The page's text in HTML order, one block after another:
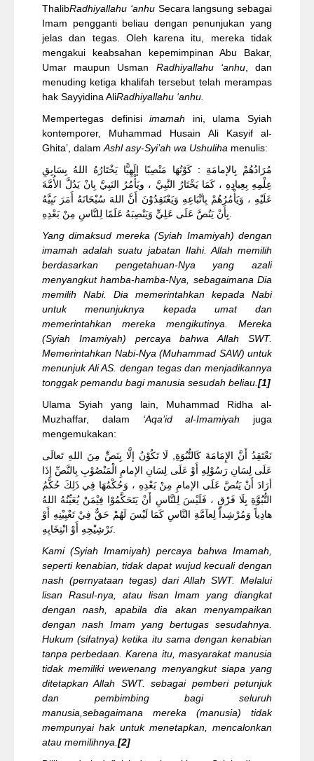
ThalibRadhiyallahu ‘anhuSecara langsung sebagai
Imam pengganti beliau dengan penunjukan yang
jelas dan tegas. Oleh karena itu, mereka tidak
mengakui keabsahan kepemimpinan Abu Bakar,
Umar maupun Usman Radhiyallahu ‘anhu, dan
menuding ketiga khalifah tersebut telah merampas
hak Sayyidina AliRadhiyallahu ‘anhu.
Mempertegas definisiimamah ini, ulama Syiah
kontemporer, Muhammad Husain Ali Kasyif al-
Ghita’, dalam Ashl asy-Syi’ah wa Ushuliha menulis:
مُرَادُهُمْ بِالإمامَةِ : كَوْنُهَا مَنْصِبًا إلَهِيًّا يَخْتَارُهُ اللهُ بِسَابِقِ
عِلْمِهِ بِعِبادِهِ ، كَمَا يَخْتَارُ النَّبِيَّ ، ويَأْمُرُ النَبِيَّ بِانْ يَدُلَّ الأُمَّةَ
عَلَيْهِ ، وَيَأْمُرُهُمْ بِاتِّبَاعِهِ وَيَعْتَقِدُوْنَ أَنَّ اللهَ سُبْحَانَهُ أَمَرَ نَبِيَّهُ
Yang dimaksud mereka (Syiah Imamiyah) dengan
imamah adalah suatu jabatan Ilahi. Allah memilih
berdasarkan pengetahuan-Nya yang azali
menyangkut hamba-hamba-Nya, sebagaimana Dia
memilih Nabi. Dia memerintahkan kepada Nabi
untuk menunjuknya kepada umat dan
memerintahkan mereka mengikutinya. Mereka
(Syiah Imamiyah) percaya bahwa Allah SWT.
Memerintahkan Nabi-Nya (Muhammad SAW) untuk
menunjuk Ali AS. dengan tegas dan menjadikannya
tonggak pemandu bagi manusia sesudah beliau. [1]
Ulama Syiah yang lain, Muhammad Ridha al-
Muzhaffar, dalam ‘Aqa’id al-Imamiyah juga
mengemukakan:
نَعْتَقِدُ أَنَّ الإِمَامَةَ كَالنُّبُوَةِ, لَا تَكُوْنُ إلَّا بِنَصٍّ مِنَ اللهِ تَعالَى
عَلَى لِسَانِ رَسُوْلِهِ أَوْ عَلَى لِسَانِ الإمامِ الْمَنْصُوْبِ بِالنَّصِّ إِذَا
أرَادَ أَنْ يَنُصَّ عَلَى الإمامِ مِنْ بَعْدِهِ ، وَحُكْمُهَا فِي ذَلِكَ حُكْمُ
النُّبُوَّةِ بِلَا فَرْقٍ ، فَلَيْسَ لِلنَّاسِ أَنْ يَتَحَكَّمُوْا فِيْمَنْ يُعَيِّنُهُ اللهُ
هادِياً وَمُرْشِداً لِعآمَّةِ النَّاسِ كَمَا لَيْسَ لَهُمْ حَقٌّ فِيْ تَعْيِيْنِهِ أَوْ
تَرْشِيْحِهِ أَوْ انْتِخَابِهِ.
Kami (Syiah Imamiyah) percaya bahwa Imamah,
seperti kenabian, tidak dapat wujud kecuali dengan
nash (pernyataan tegas) dari Allah SWT. Melalui
lisan Rasul-nya, atau lisan Imam yang diangkat
dengan nash, apabila dia akan menyampaikan
dengan nash Imam yang bertugas sesudahnya.
Hukum (sifatnya) ketika itu sama dengan kenabian
tanpa perbedaan. Karena itu, masyarakat manusia
tidak memiliki wewenang menyangkut siapa yang
ditetapkan Allah SWT. sebagai pemberi petunjuk
dan pembimbing bagi seluruh
manusia,sebagaimana mereka (manusia) tidak
mempunyai hak untuk menetapkan, mencalonkan
atau memilihnya. [2]